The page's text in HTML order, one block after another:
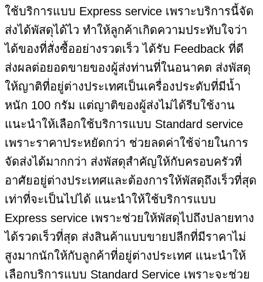
ใช้บริการแบบ Express service เพราะบริการนี้จัด
ส่งได้พัสดุได้ไว ทำให้ลูกค้าเกิดความประทับใจว่า
ได้ของที่สั่งซื้ออย่างรวดเร็ว ได้รับ Feedback ที่ดี
ส่งผลต่อยอดขายของผู้ส่งท่านที่ในอนาคต ส่งพัสดุ
ให้ญาติที่อยู่ต่างประเทศเป็นเครื่องประดับที่มีน้ำ
หนัก 100 กรัม แต่ญาติของผู้ส่งไม่ได้รีบใช้งาน
แนะนำให้เลือกใช้บริการแบบ Standard service
เพราะราคาประหยัดกว่า ช่วยลดค่าใช้จ่ายในการ
จัดส่งได้มากกว่า ส่งพัสดุสำคัญให้กับครอบครัวที่
อาศัยอยู่ต่างประเทศและต้องการให้พัสดุถึงเร็วที่สุด
เท่าที่จะเป็นไปได้ แนะนำให้ใช้บริการแบบ
Express service เพราะช่วยให้พัสดุไปถึงปลายทาง
ได้รวดเร็วที่สุด ส่งสินค้าแบบขายปลีกที่มีราคาไม่
สูงมากนักให้กับลูกค้าที่อยู่ต่างประเทศ แนะนำให้
เลือกบริการแบบ Standard Service เพราะจะช่วย